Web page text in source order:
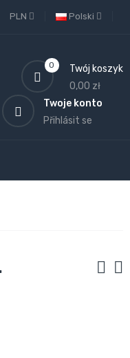
Polski
PLN
0
Twój koszyk
0,00 zł
Twoje konto
Přihlásit se